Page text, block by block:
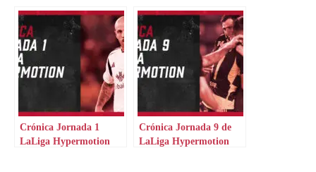
Crónica Jornada 1
LaLiga Hypermotion
Crónica Jornada 9 de
LaLiga Hypermotion